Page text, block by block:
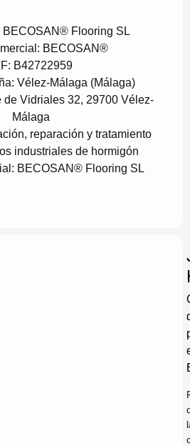
BECOSAN® Flooring SL
BECOSAN®
B42722959
Vélez-Málaga (Málaga)
de Vidriales 32, 29700 Vélez-
Málaga
reparación y tratamiento
industriales de hormigón
BECOSAN® Flooring SL